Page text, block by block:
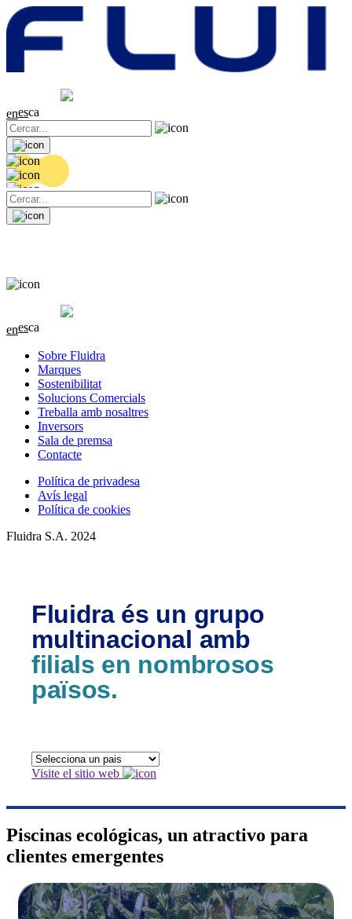
0.04 (+0.2%)
enesca
0.04 (+0.2%)
enesca
Sobre Fluidra
Marques
Sostenibilitat
Solucions Comercials
Treballa amb nosaltres
Inversors
Sala de premsa
Contacte
Política de privadesa
Avís legal
Política de cookies
Fluidra S.A. 2024
Fluidra és un grupo
multinacional amb
filials en nombrosos
països.
Visite el sitio web
Piscinas ecológicas, un atractivo para
clientes emergentes